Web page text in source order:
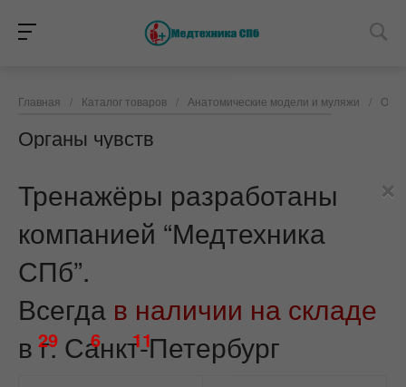
Главная / Каталог товаров / Анатомические модели и муляжи /
Органы чувств
Тренажёры разработаны
компанией “Медтехника
СПб”.
Всегда в наличии на складе
в г. Санкт-Петербург
×
29 6 11